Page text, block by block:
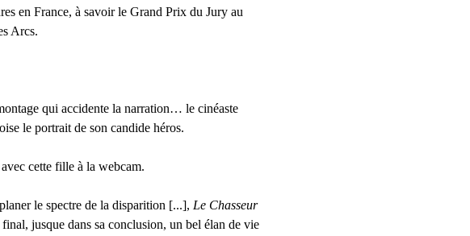
en France, à savoir le Grand Prix du Jury au
Arcs.
qui accidente la narration… le cinéaste
le portrait de son candide héros.
cette fille à la webcam.
le spectre de la disparition [...], Le Chasseur
jusque dans sa conclusion, un bel élan de vie